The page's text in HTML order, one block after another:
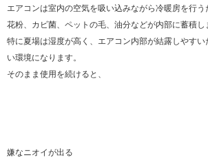
エアコンは室内の空気を吸い込みながら冷暖房を行う
花粉、カビ菌、ペットの毛、油分などが内部に蓄積し
特に夏場は湿度が高く、エアコン内部が結露しやす
い環境になります。
そのまま使用を続けると、
嫌なニオイが出る